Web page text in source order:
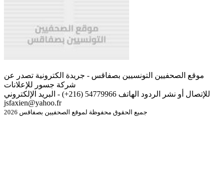
موقع الصحفيين التونسيين بصفاقس - جريدة الكترونية تصدر عن
شركة جسور للإعلانات
للإتصال أو نشر الردود الهاتف 54779966 (216+) - البريد الإلكتروني
jsfaxien@yahoo.fr
جميع الحقوق محفوظة لموقع الصحفيين بصفاقس 2026